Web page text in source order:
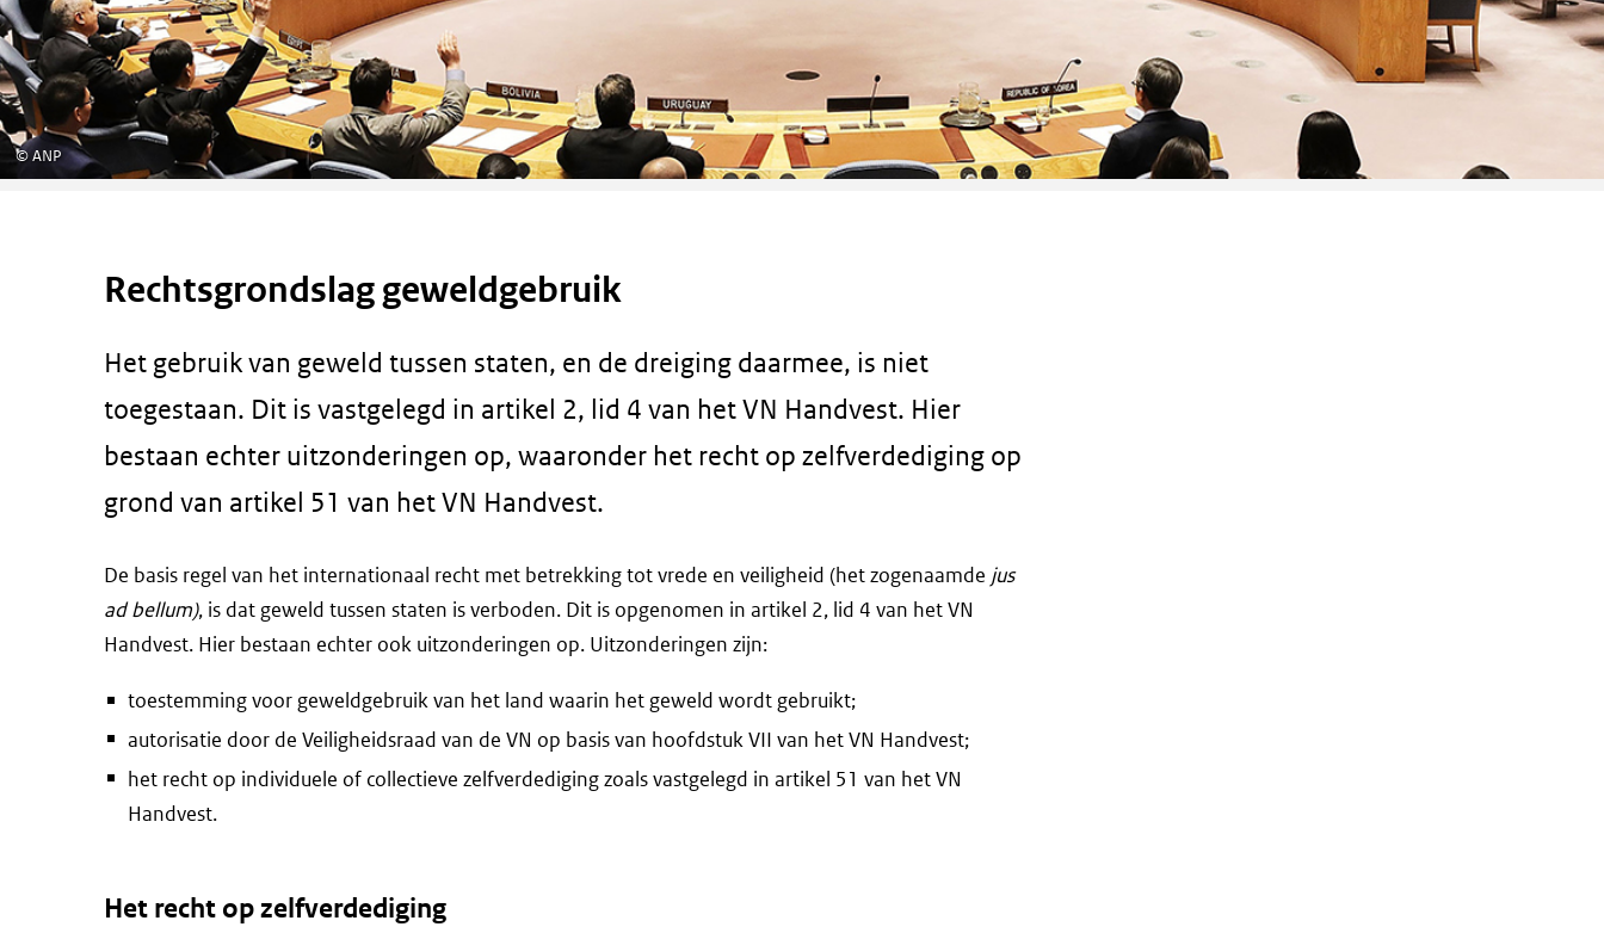
©ANP
Rechtsgrondslag geweldgebruik
Het gebruik van geweld tussen staten, en de dreiging daarmee, is niet
toegestaan. Dit is vastgelegd in artikel 2, lid 4 van het VN Handvest. Hier
bestaan echter uitzonderingen op, waaronder het recht op zelfverdediging op
grond van artikel 51 van het VN Handvest.
De basis regel van het internationaal recht met betrekking tot vrede en veiligheid (het zogenaamde jus
ad bellum), is dat geweld tussen staten is verboden. Dit is opgenomen in artikel 2, lid 4 van het VN
Handvest. Hier bestaan echter ook uitzonderingen op. Uitzonderingen zijn:
toestemming voor geweldgebruik van het land waarin het geweld wordt gebruikt;
autorisatie door de Veiligheidsraad van de VN op basis van hoofdstuk VII van het VN Handvest;
het recht op individuele of collectieve zelfverdediging zoals vastgelegd in artikel 51 van het VN
Handvest.
Het recht op zelfverdediging